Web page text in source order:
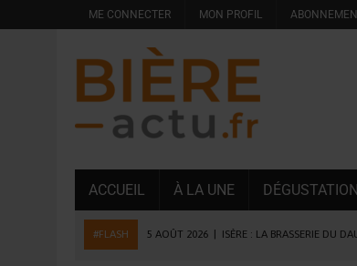
ME CONNECTER MON PROFIL
ACCUEIL À LA UNE DÉGUSTATION
#FLASH 5 AOÛT 2026 ISÈRE : LA BRASSERIE DU